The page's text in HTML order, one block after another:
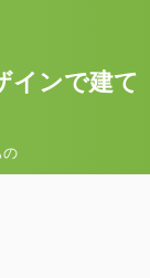
インで建て
の